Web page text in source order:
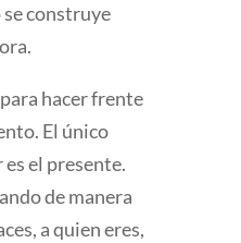
construye
hacer frente
El único
el presente.
de manera
a quien eres,